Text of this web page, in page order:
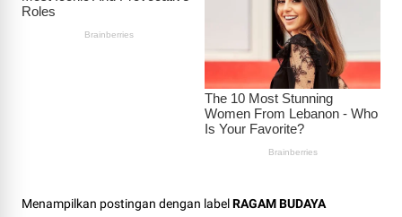
Menampilkan postingan dengan labelRAGAM BUDAYA